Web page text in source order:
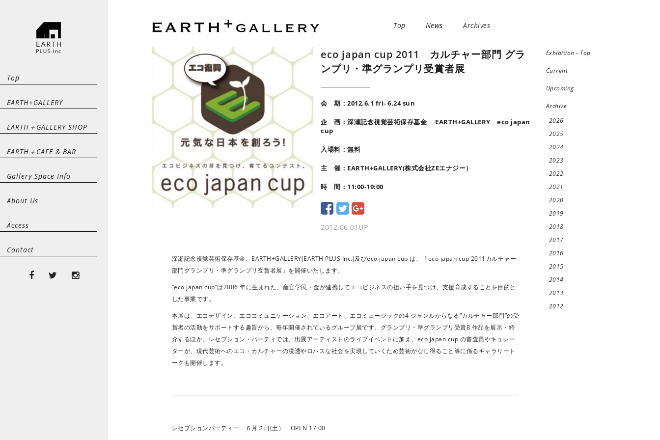
Top
EARTH+GALLERY
EARTH＋GALLERY SHOP
EARTH＋CAFE & BAR
Gallery Space Info
About Us
Access
Contact
Top News Archives
eco japan cup 2011 カルチャー部門 グラ
ンプリ・準グランプリ受賞者展
会 期：2012.6.1 fri- 6.24 sun
企 画：深瀬記念視覚芸術保存基金 EARTH+GALLERY eco japan
cup
入場料：無料
主 催：EARTH+GALLERY(株式会社ZEエナジー）
時 間：11:00-19:00
2012.06.01 UP
深瀬記念視覚芸術保存基金、EARTH+GALLERY(EARTH PLUS Inc.)及びeco japan cup は、「eco japan cup 2011カルチャー
部門グランプリ・準グランプリ受賞者展」を開催いたします。
”eco japan cup”は2006 年に生まれた、産官学民・金が連携してエコビジネスの担い手を見つけ、支援育成することを目的と
した事業です。
本展は、エコデザイン、エココミュニケーション、エコアート、エコミュージックの4 ジャンルからなる”カルチャー部門”の受
賞者の活動をサポートする趣旨から、毎年開催されているグループ展です。グランプリ・準グランプリ受賞8 作品を展示・紹
介するほか、レセプション・パーティでは、出展アーティストのライブイベントに加え、eco japan cup の審査員やキュレー
ターが、現代芸術へのエコ・カルチャーの浸透やロハスな社会を実現していくため芸術がなし得ること等に係るギャラリート
ークも開催します。
レセプションパーティー ６月２日(土） OPEN 17:00
Exhibition - Top
Current
Upcoming
Archive
2026
2025
2024
2023
2022
2021
2020
2019
2018
2017
2016
2015
2014
2013
2012